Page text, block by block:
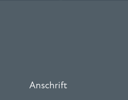
Anschrift